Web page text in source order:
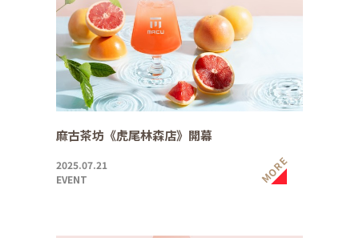
麻古茶坊《虎尾林森店》開幕
2025.07.21
EVENT
MORE